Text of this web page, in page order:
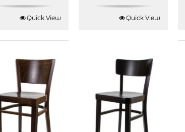
Quick View Quick View